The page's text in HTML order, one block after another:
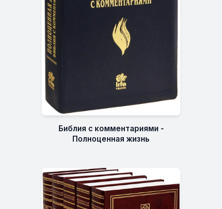
Библия с комментариями -
Полноценная жизнь